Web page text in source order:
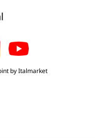
by Italmarket